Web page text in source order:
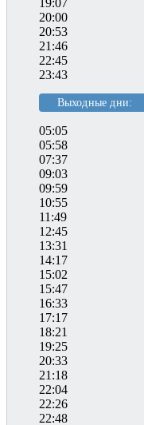
20:00
20:53
21:46
22:45
23:43
Выходные дни:
05:05
05:58
07:37
09:03
09:59
10:55
11:49
12:45
13:31
14:17
15:02
15:47
16:33
17:17
18:21
19:25
20:33
21:18
22:04
22:26
22:48